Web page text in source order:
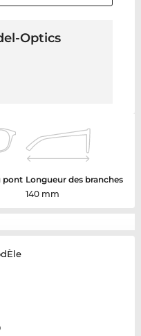
Optics
pont Longueur des branches
140 mm